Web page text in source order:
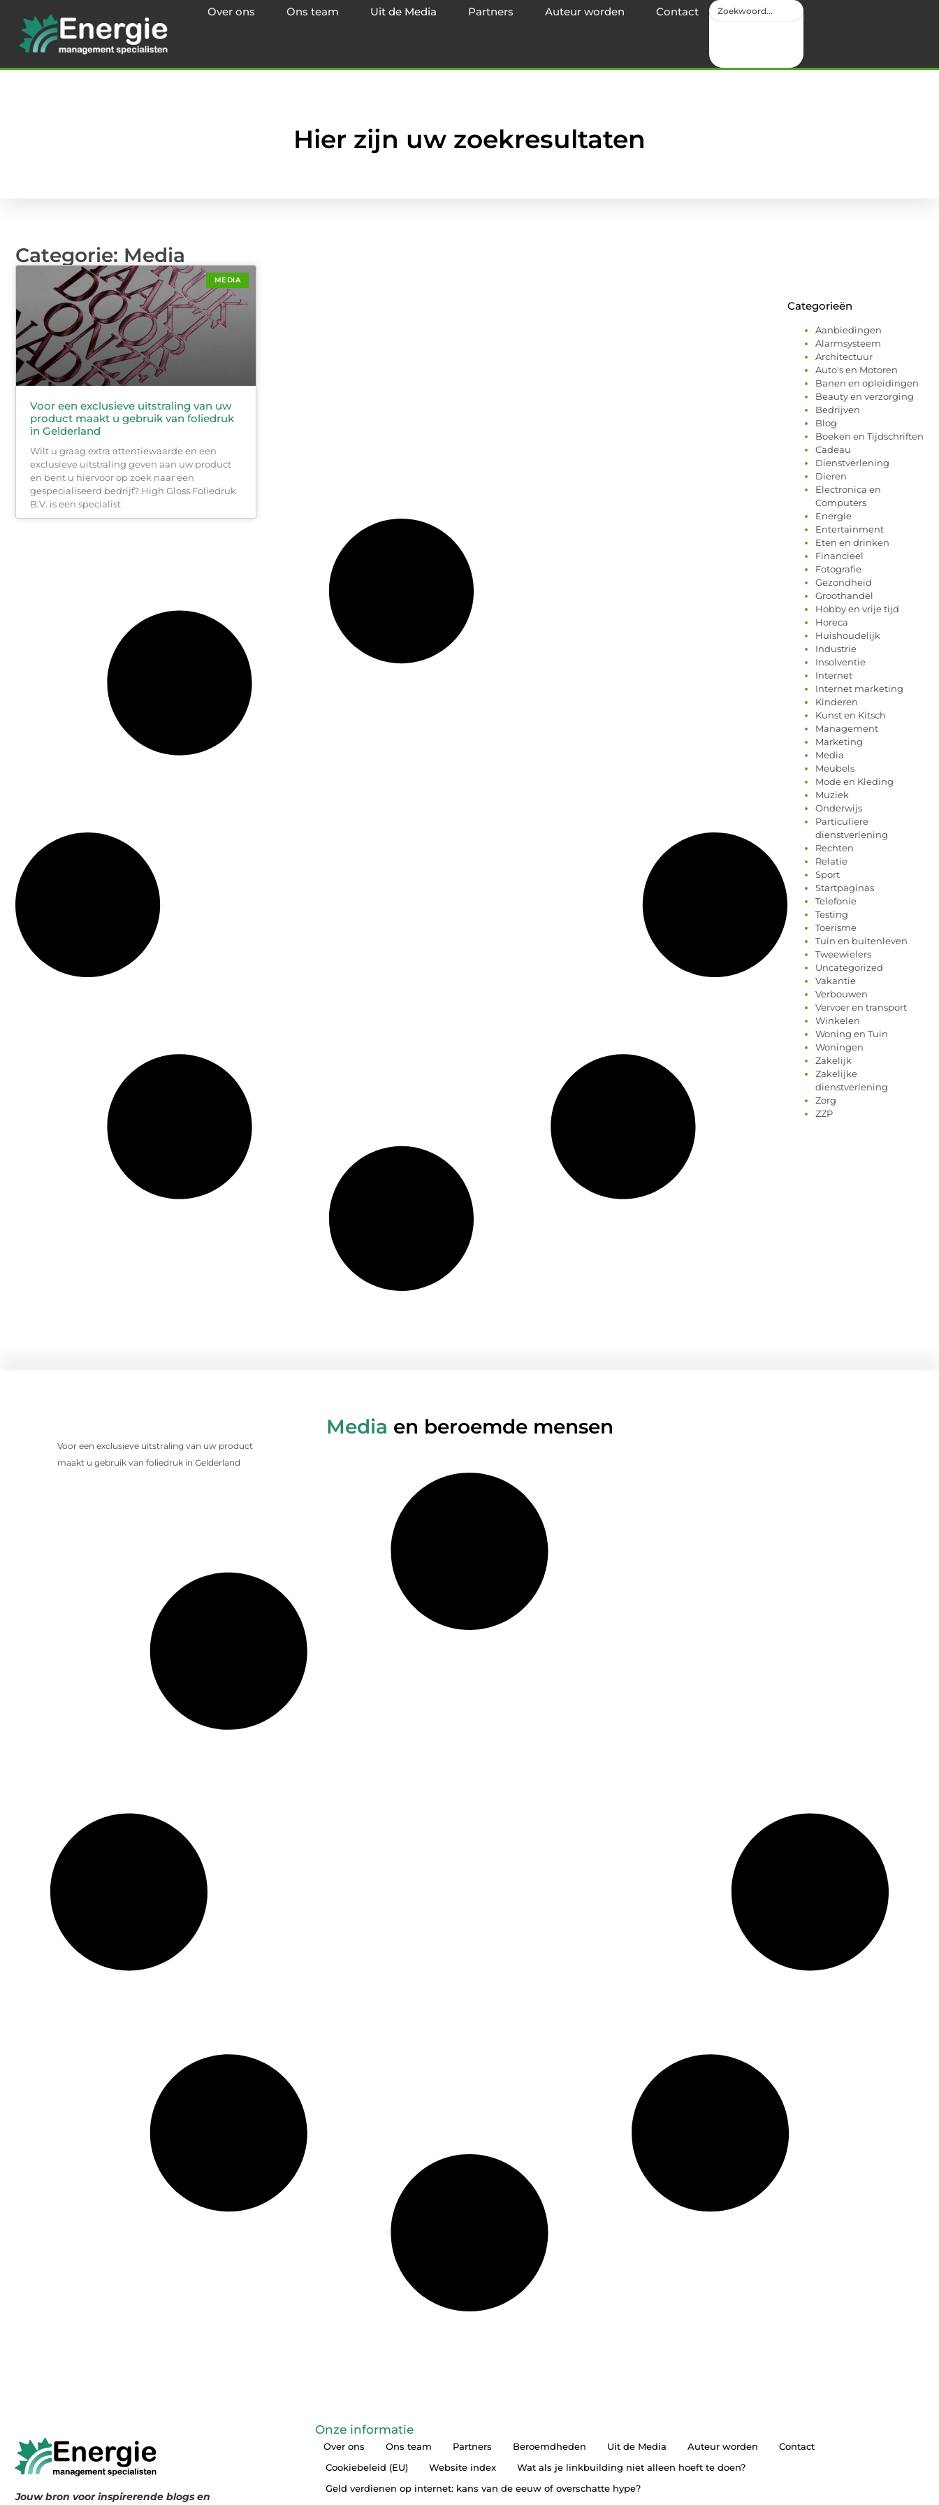
Over ons Ons team Uit de Media Partners Auteur worden Contact
Hier zijn uw zoekresultaten
Categorie: Media
MEDIA
Voor een exclusieve uitstraling van uw
product maakt u gebruik van foliedruk
in Gelderland
Wilt u graag extra attentiewaarde en een
exclusieve uitstraling geven aan uw product
en bent u hiervoor op zoek naar een
gespecialiseerd bedrijf? High Gloss Foliedruk
B.V. is een specialist
Categorieën
Aanbiedingen
Alarmsysteem
Architectuur
Auto's en Motoren
Banen en opleidingen
Beauty en verzorging
Bedrijven
Blog
Boeken en Tijdschriften
Cadeau
Dienstverlening
Dieren
Electronica en
Computers
Energie
Entertainment
Eten en drinken
Financieel
Fotografie
Gezondheid
Groothandel
Hobby en vrije tijd
Horeca
Huishoudelijk
Industrie
Insolventie
Internet
Internet marketing
Kinderen
Kunst en Kitsch
Management
Marketing
Media
Meubels
Mode en Kleding
Muziek
Onderwijs
Particuliere
dienstverlening
Rechten
Relatie
Sport
Startpaginas
Telefonie
Testing
Toerisme
Tuin en buitenleven
Tweewielers
Uncategorized
Vakantie
Verbouwen
Vervoer en transport
Winkelen
Woning en Tuin
Woningen
Zakelijk
Zakelijke
dienstverlening
Zorg
ZZP
Media en beroemde mensen
Voor een exclusieve uitstraling van uw product
maakt u gebruik van foliedruk in Gelderland
Jouw bron voor inspirerende blogs en
Onze informatie
Over ons Ons team Partners Beroemdheden Uit de Media Auteur worden
Contact
Cookiebeleid (EU)
Website index
Wat als je linkbuilding niet alleen hoeft te doen?
Geld verdienen op internet: kans van de eeuw of overschatte hype?